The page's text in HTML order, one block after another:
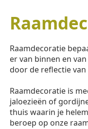
Raamdecoratie
er van binnen en
door de reflectie
Raamdecoratie is
jaloezieën of
thuis waarin je
beroep op onze